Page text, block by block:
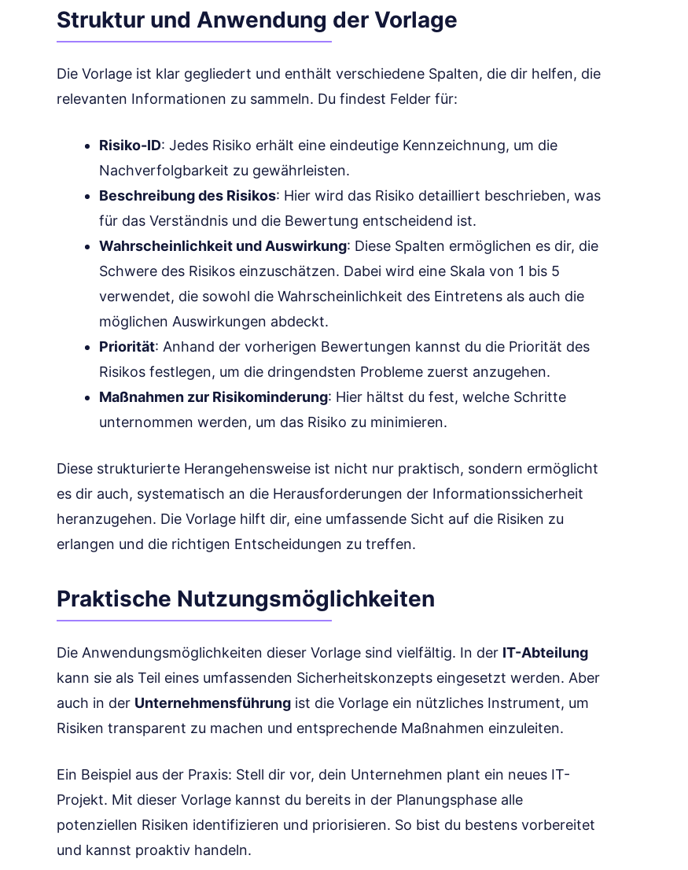
Struktur und Anwendung der Vorlage
Die Vorlage ist klar gegliedert und enthält verschiedene Spalten, die dir helfen, die
relevanten Informationen zu sammeln. Du findest Felder für:
Risiko-ID: Jedes Risiko erhält eine eindeutige Kennzeichnung, um die
Nachverfolgbarkeit zu gewährleisten.
Beschreibung des Risikos: Hier wird das Risiko detailliert beschrieben, was
für das Verständnis und die Bewertung entscheidend ist.
Wahrscheinlichkeit und Auswirkung: Diese Spalten ermöglichen es dir, die
Schwere des Risikos einzuschätzen. Dabei wird eine Skala von 1 bis 5
verwendet, die sowohl die Wahrscheinlichkeit des Eintretens als auch die
möglichen Auswirkungen abdeckt.
Priorität: Anhand der vorherigen Bewertungen kannst du die Priorität des
Risikos festlegen, um die dringendsten Probleme zuerst anzugehen.
Maßnahmen zur Risikominderung: Hier hältst du fest, welche Schritte
unternommen werden, um das Risiko zu minimieren.
Diese strukturierte Herangehensweise ist nicht nur praktisch, sondern ermöglicht
es dir auch, systematisch an die Herausforderungen der Informationssicherheit
heranzugehen. Die Vorlage hilft dir, eine umfassende Sicht auf die Risiken zu
erlangen und die richtigen Entscheidungen zu treffen.
Praktische Nutzungsmöglichkeiten
Die Anwendungsmöglichkeiten dieser Vorlage sind vielfältig. In der IT-Abteilung
kann sie als Teil eines umfassenden Sicherheitskonzepts eingesetzt werden. Aber
auch in der Unternehmensführung ist die Vorlage ein nützliches Instrument, um
Risiken transparent zu machen und entsprechende Maßnahmen einzuleiten.
Ein Beispiel aus der Praxis: Stell dir vor, dein Unternehmen plant ein neues IT-
Projekt. Mit dieser Vorlage kannst du bereits in der Planungsphase alle
potenziellen Risiken identifizieren und priorisieren. So bist du bestens vorbereitet
und kannst proaktiv handeln.